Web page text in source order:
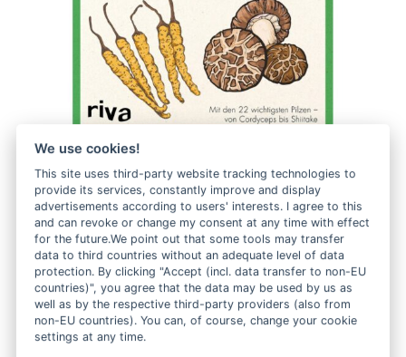
Gesund mit Heilpilzen, Philip Rebensburg, Dr.med.
Andreas Kappl
26,70€
IN DEN WARENKORB
We use cookies!
This site uses third-party website tracking technologies to
provide its services, constantly improve and display
advertisements according to users' interests. I agree to this
and can revoke or change my consent at any time with effect
for the future.We point out that some tools may transfer
data to third countries without an adequate level of data
protection. By clicking "Accept (incl. data transfer to non-EU
countries)", you agree that the data may be used by us as
well as by the respective third-party providers (also from
non-EU countries). You can, of course, change your cookie
settings at any time.